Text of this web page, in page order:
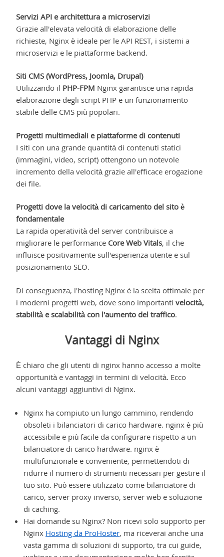
Servizi API e architettura a microservizi
Grazie all'elevata velocità di elaborazione delle
richieste, Nginx è ideale per le API REST, i sistemi a
microservizi e le piattaforme backend.
Siti CMS (WordPress, Joomla, Drupal)
Utilizzando il PHP-FPM Nginx garantisce una rapida
elaborazione degli script PHP e un funzionamento
stabile delle CMS più popolari.
Progetti multimediali e piattaforme di contenuti
I siti con una grande quantità di contenuti statici
(immagini, video, script) ottengono un notevole
incremento della velocità grazie all'efficace erogazione
dei file.
Progetti dove la velocità di caricamento del sito è
fondamentale
La rapida operatività del server contribuisce a
migliorare le performance Core Web Vitals, il che
influisce positivamente sull'esperienza utente e sul
posizionamento SEO.
Di conseguenza, l'hosting Nginx è la scelta ottimale per
i moderni progetti web, dove sono importanti velocità,
stabilità e scalabilità con l'aumento del traffico.
Vantaggi di Nginx
È chiaro che gli utenti di nginx hanno accesso a molte
opportunità e vantaggi in termini di velocità. Ecco
alcuni vantaggi aggiuntivi di Nginx.
Nginx ha compiuto un lungo cammino, rendendo
obsoleti i bilanciatori di carico hardware. nginx è più
accessibile e più facile da configurare rispetto a un
bilanciatore di carico hardware. nginx è
multifunzionale e conveniente, permettendoti di
ridurre il numero di strumenti necessari per gestire il
tuo sito. Può essere utilizzato come bilanciatore di
carico, server proxy inverso, server web e soluzione
di caching.
Hai domande su Nginx? Non ricevi solo supporto per
Nginx Hosting da ProHoster, ma riceverai anche una
vasta gamma di soluzioni di supporto, tra cui guide,